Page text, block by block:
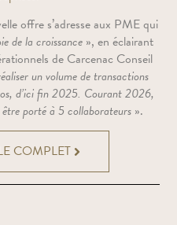
offre s’adresse aux PME qui
de la croissance», en éclairant
de Carcenac Conseil
un volume de transactions
d’ici fin 2025. Courant 2026,
porté à 5 collaborateurs ».
COMPLET